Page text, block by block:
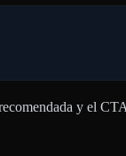
y el